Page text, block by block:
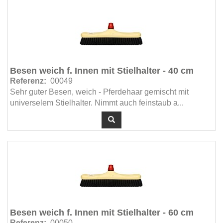
Spülmaschinenprodukte (13)
Standascher ohne Mülleimer (4)
Staubmops (77)
Staubsauger (35)
Staubsauger Staub und Wasser (24)
Tägliche Sanitärreiniger (51)
Teppichbodenreiniger (11)
Besen weich f. Innen mit Stielhalter - 40 cm
Referenz: 00049
Sehr guter Besen, weich - Pferdehaar gemischt mit
universelem Stielhalter. Nimmt auch feinstaub a...
Besen weich f. Innen mit Stielhalter - 60 cm